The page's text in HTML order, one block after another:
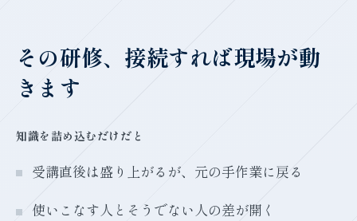
その研修、接続すれば現場が動
きます
知識を詰め込むだけだと
受講直後は盛り上がるが、元の手作業に戻る
使いこなす人とそうでない人の差が開く